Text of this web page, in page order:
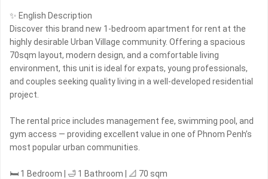
✨ English Description
Discover this brand new 1-bedroom apartment for rent at the
highly desirable Urban Village community. Offering a spacious
70sqm layout, modern design, and a comfortable living
environment, this unit is ideal for expats, young professionals,
and couples seeking quality living in a well-developed residential
project.
The rental price includes management fee, swimming pool, and
gym access — providing excellent value in one of Phnom Penh’s
most popular urban communities.
🛏 1 Bedroom | 🛁 1 Bathroom | 📐 70 sqm